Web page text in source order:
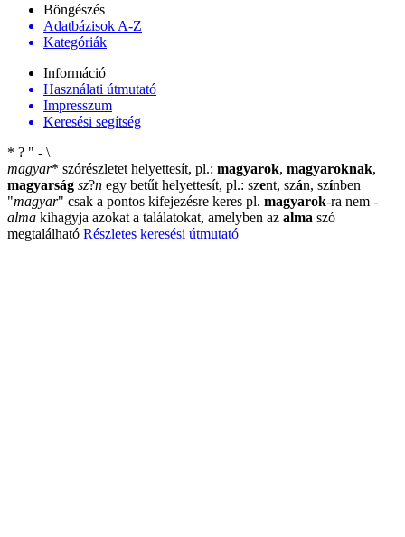
Böngészés
Adatbázisok A-Z
Kategóriák
Információ
Használati útmutató
Impresszum
Keresési segítség
* ? " - \
magyar* szórészletet helyettesít, pl.: magyarok, magyaroknak,
magyarság sz?n egy betűt helyettesít, pl.: szent, szán, színben
"magyar" csak a pontos kifejezésre keres pl. magyarok-ra nem -
alma kihagyja azokat a találatokat, amelyben az alma szó
megtalálható Részletes keresési útmutató